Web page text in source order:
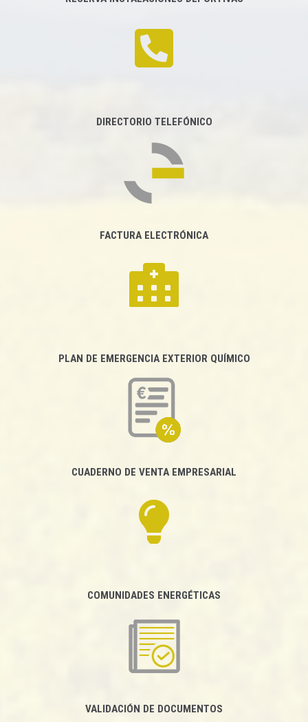
DIRECTORIO TELEFÓNICO
FACTURA ELECTRÓNICA
PLAN DE EMERGENCIA EXTERIOR QUÍMICO
CUADERNO DE VENTA EMPRESARIAL
COMUNIDADES ENERGÉTICAS
VALIDACIÓN DE DOCUMENTOS